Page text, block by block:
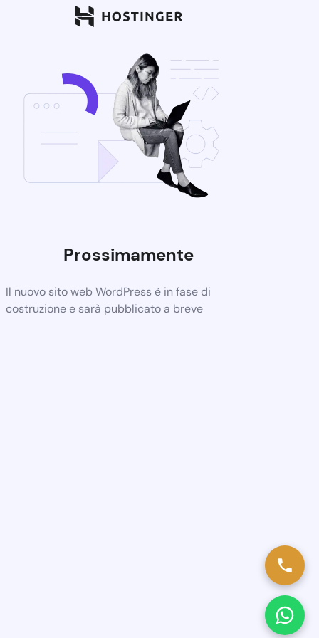
Prossimamente
Il nuovo sito web WordPress è in fase di
costruzione e sarà pubblicato a breve